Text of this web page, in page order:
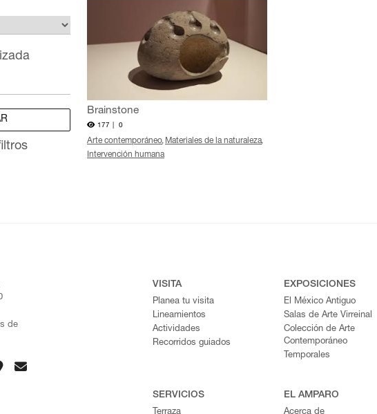
Brainstone
177 | 0
Arte contemporáneo Materiales de la naturaleza
Intervención humana
de
VISITA
Planea tu visita
Lineamientos
Actividades
Recorridos guiados
EXPOSICIONES
El México Antiguo
Salas de Arte Virreinal
Colección de Arte
Contemporáneo
Temporales
SERVICIOS EL AMPARO